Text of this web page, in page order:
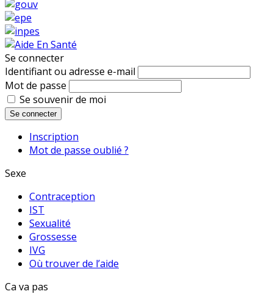
Se connecter
Identifiant ou adresse e-mail
Mot de passe
Se souvenir de moi
Se connecter
Inscription
Mot de passe oublié ?
Sexe
Contraception
IST
Sexualité
Grossesse
IVG
Où trouver de l’aide
Ca va pas